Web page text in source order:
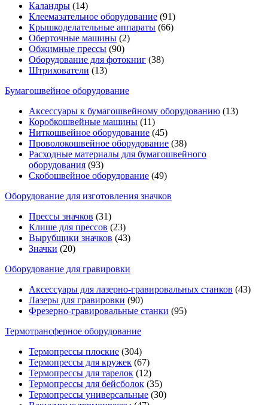
Каландры (14)
Клеемазательное оборудование (91)
Крышкоделательные аппараты (66)
Оберточные машины (2)
Обжимные прессы (90)
Оборудование для фотокниг (38)
Штрихователи (13)
Бумагошвейное оборудование
Аксессуары к бумагошвейному оборудованию (13)
Коробкошвейные машины (11)
Ниткошвейное оборудование (45)
Проволокошвейное оборудование (38)
Расходные материалы для бумагошвейного
оборудования (93)
Скобошвейное оборудование (49)
Оборудование для изготовления значков
Прессы значков (31)
Клише для прессов (23)
Вырубщики значков (43)
Значки (20)
Оборудование для гравировки
Аксессуары для лазерно-гравировальных станков (43)
Лазеры для гравировки (90)
Фрезерно-гравировальные станки (95)
Термотрансферное оборудование
Термопрессы плоские (304)
Термопрессы для кружек (67)
Термопрессы для тарелок (12)
Термопрессы для бейсболок (35)
Термопрессы универсальные (30)